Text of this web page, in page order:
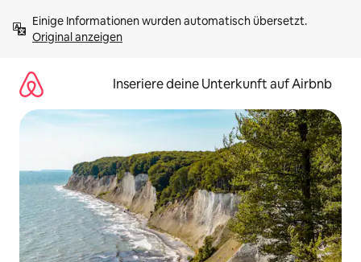
Inhalten
springenOriginal anzeigen
Inseriere deine Unterkunft auf Airbnb